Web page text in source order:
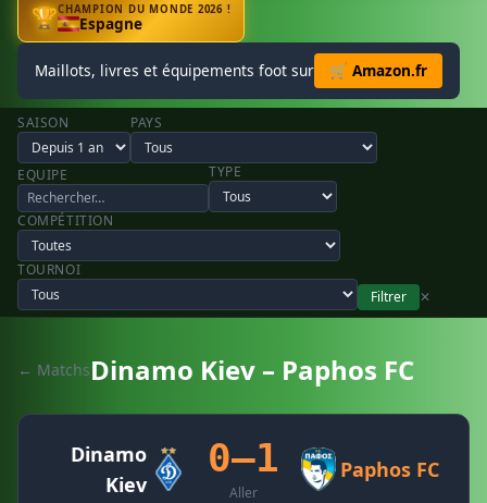
🏆CHAMPION DU MONDE 2026 !
Espagne
Maillots, livres et équipements foot sur 🛒 Amazon.fr
SAISON PAYS
EQUIPE TYPE
COMPÉTITION
TOURNOI
Filtrer
✕
← MatchsDinamo Kiev – Paphos FC
Dinamo
Kiev
0–1
Aller
Paphos FC